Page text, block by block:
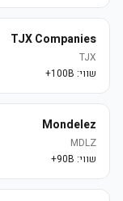
TJX Companies
TJX
שווי: 100B+
Mondelez
MDLZ
שווי: 90B+